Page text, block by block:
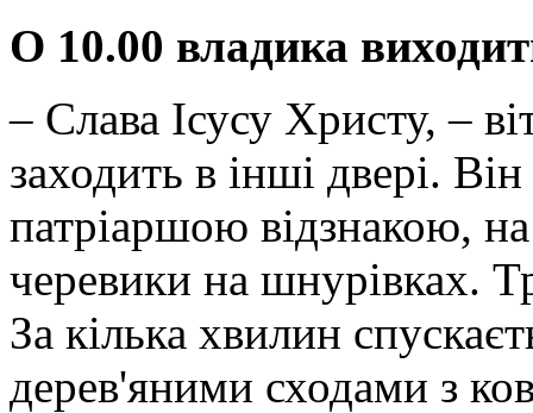
О 10.00 владика
– Слава Ісусу Христу, –
заходить в інші двері.
патріаршою відзнакою,
черевики на шнурівках.
За кілька хвилин
дерев'яними сходами з